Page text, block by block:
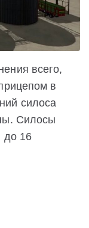
всего,
в
силоса
Силосы
до 16